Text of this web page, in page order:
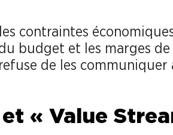
contraintes
budget et les marges de
de les communiquer
« Value